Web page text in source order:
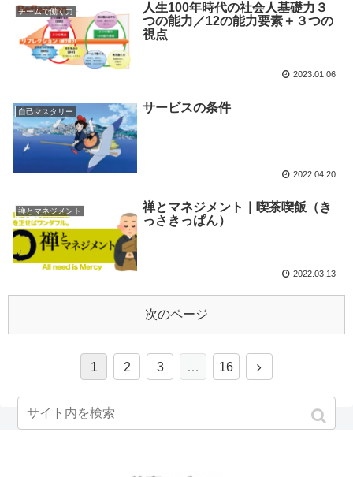
チームで働く力
人生100年時代の社会人基礎力３
つの能力／12の能力要素＋３つの
視点
2023.01.06
自己マスタリー サービスの条件
2022.04.20
禅とマネジメント
禅とマネジメント｜喫茶喫飯（き
っさきっぱん）
2022.03.13
次のページ
1 2 3 … 16